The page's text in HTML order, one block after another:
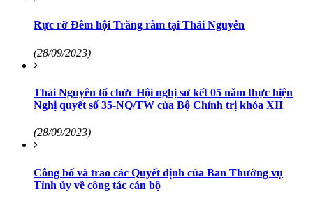
Rực rỡ Đêm hội Trăng rằm tại Thái Nguyên
(28/09/2023)
Thái Nguyên tổ chức Hội nghị sơ kết 05 năm thực hiện
Nghị quyết số 35-NQ/TW của Bộ Chính trị khóa XII
(28/09/2023)
Công bố và trao các Quyết định của Ban Thường vụ
Tỉnh ủy về công tác cán bộ